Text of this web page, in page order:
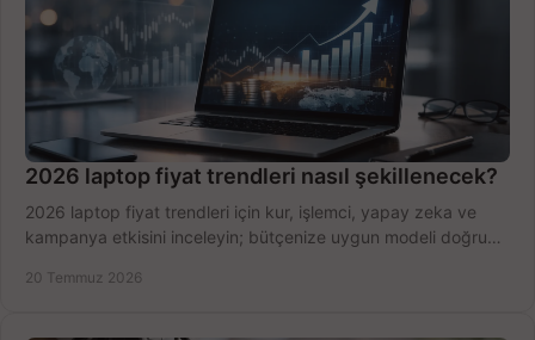
2026 laptop fiyat trendleri nasıl şekillenecek?
2026 laptop fiyat trendleri için kur, işlemci, yapay zeka ve
kampanya etkisini inceleyin; bütçenize uygun modeli doğru
20 Temmuz 2026